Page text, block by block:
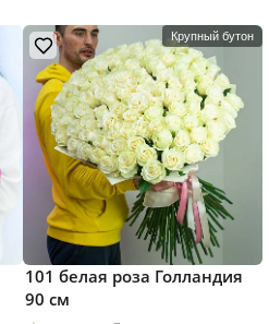
Крупный бутон
101 белая роза Голландия
90 см